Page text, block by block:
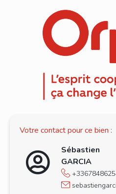
77600
Centre-ville est un
Bussy-Saint-
département de la
Les907 habitants
les25 615de la
quartier est celle
réparties en43 % de
d'appartements
sociaux est ici de16 %
s'élève à37 %et
Votre contact pour ce bien :
Sébastien
GARCIA